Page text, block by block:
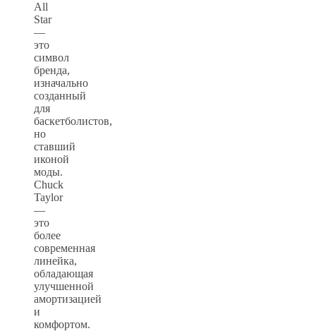
All
Star
—
это
символ
бренда,
изначально
созданный
для
баскетболистов,
но
ставший
иконой
моды.
Chuck
Taylor
—
это
более
современная
линейка,
обладающая
улучшенной
амортизацией
и
комфортом.